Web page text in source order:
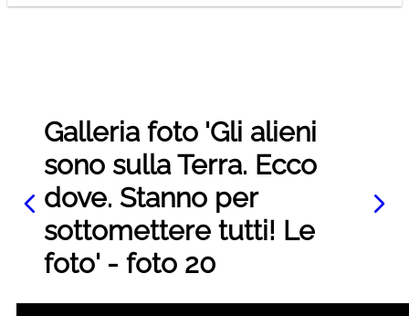
Galleria foto 'Gli alieni
sono sulla Terra. Ecco
dove. Stanno per
sottomettere tutti! Le
foto' - foto 20